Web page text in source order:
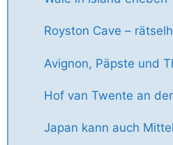
Royston Cave –
Avignon, Päpste und
Hof van Twente an
Japan kann auch